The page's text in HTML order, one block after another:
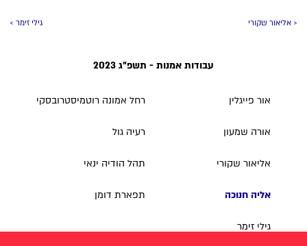
גילי זימר > < אליאור שקורי
עבודות אמנות - תשפ"ג 2023
אור פייגלין
אורה שמעון
אליאור שקורי
אליה חנוכה
גילי זימר
רחל אמונה רוטמיסטרובסקי
רעיה גול
תהל הודיה ינאי
תפארת דומן